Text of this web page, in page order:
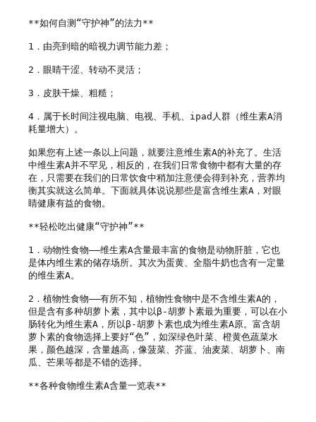
**如何自测“守护神”的法力**
1．由亮到暗的暗视力调节能力差；
2．眼睛干涩、转动不灵活；
3．皮肤干燥、粗糙；
4．属于长时间注视电脑、电视、手机、ipad人群（维生素A消
耗量增大）。
如果您有上述一条以上问题，就要注意维生素A的补充了。生活
中维生素A并不罕见，相反的，在我们日常食物中都有大量的存
在，只需要在我们的日常饮食中稍加注意便会得到补充，营养均
衡其实就这么简单。下面就具体说说那些是富含维生素A，对眼
睛健康有益的食物。
**轻松吃出健康“守护神”**
1．动物性食物——维生素A含量最丰富的食物是动物肝脏，它也
是体内维生素的储存场所。其次为蛋黄、全脂牛奶也含有一定量
的维生素A。
2．植物性食物——有所不知，植物性食物中是不含维生素A的，
但是含有多种胡萝卜素，其中以β-胡萝卜素最为重要，可以在小
肠转化为维生素A，所以β-胡萝卜素也成为维生素A原。富含胡
萝卜素的食物选择上要好“色”，如深绿色叶菜、橙黄色蔬菜水
果，颜色越深，含量越高，像菠菜、芥蓝、油麦菜、胡萝卜、南
瓜、芒果等都是不错的选择。
**各种食物维生素A含量一览表**